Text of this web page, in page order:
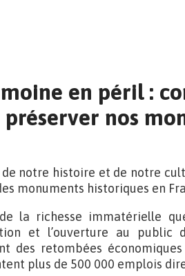
en péril :
préserver nos
de notre histoire et de notre
monuments historiques en
la richesse immatérielle
et l’ouverture au public
des retombées
plus de 500 000 emplois